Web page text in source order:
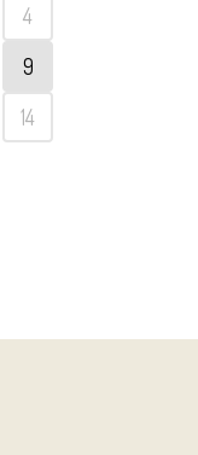
4
9
14